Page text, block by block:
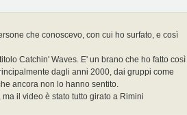
che conoscevo, con cui ho surfato, e così
Catchin' Waves. E' un brano che ho fatto così
dagli anni 2000, dai gruppi come
ancora non lo hanno sentito.
il video è stato tutto girato a Rimini